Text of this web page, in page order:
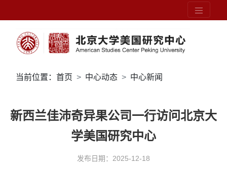
当前位置： 首页 中心动态 中心新闻
新西兰佳沛奇异果公司一行访问北京大
学美国研究中心
发布日期：2025-12-18